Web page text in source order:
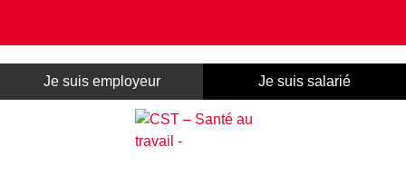
Je suis employeur Je suis salarié